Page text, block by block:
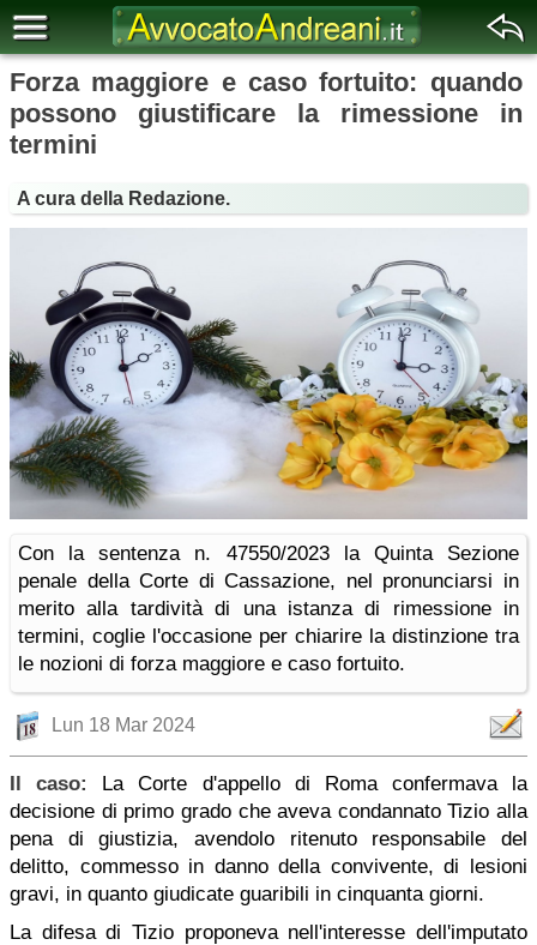
Forza maggiore e caso fortuito: quando
possono giustificare la rimessione in
termini
A cura della Redazione.
Con la sentenza n. 47550/2023 la Quinta Sezione
penale della Corte di Cassazione, nel pronunciarsi in
merito alla tardività di una istanza di rimessione in
termini, coglie l'occasione per chiarire la distinzione tra
le nozioni di forza maggiore e caso fortuito.
Lun 18 Mar 2024
Il caso:
La Corte d'appello di Roma confermava la
decisione di primo grado che aveva condannato Tizio alla
pena di giustizia, avendolo ritenuto responsabile del
delitto, commesso in danno della convivente, di lesioni
gravi, in quanto giudicate guaribili in cinquanta giorni.
La difesa di Tizio proponeva nell'interesse dell'imputato